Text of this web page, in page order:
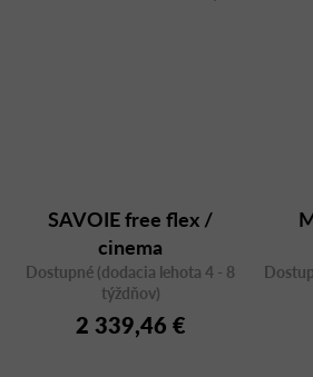
SAVOIE free flex /
cinema
Dostupné (dodacia lehota 4 - 8
týždňov)
2 339,46 €